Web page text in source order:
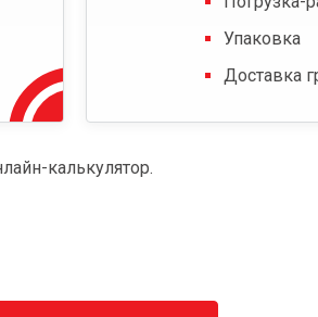
Упаковка
Доставка
калькулятор.